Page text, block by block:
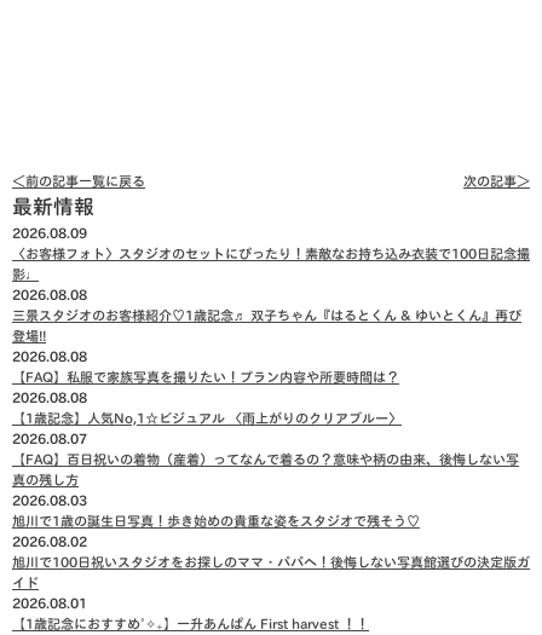
＜前の記事 次の記事＞
一覧に戻る
最新情報
2026.08.09
〈お客様フォト〉スタジオのセットにぴったり！素敵なお持ち込み衣装で100日記念撮
影♩
2026.08.08
三景スタジオのお客様紹介♡1歳記念♬ 双子ちゃん『はるとくん & ゆいとくん』再び
登場!!
2026.08.08
【FAQ】私服で家族写真を撮りたい！プラン内容や所要時間は？
2026.08.08
【1歳記念】人気No,1☆ビジュアル 〈雨上がりのクリアブルー〉
2026.08.07
【FAQ】百日祝いの着物（産着）ってなんで着るの？意味や柄の由来、後悔しない写
真の残し方
2026.08.03
旭川で1歳の誕生日写真！歩き始めの貴重な姿をスタジオで残そう♡
2026.08.02
旭川で100日祝いスタジオをお探しのママ・パパへ！後悔しない写真館選びの決定版ガ
イド
2026.08.01
【1歳記念におすすめ˚✧₊】一升あんぱん First harvest ！！